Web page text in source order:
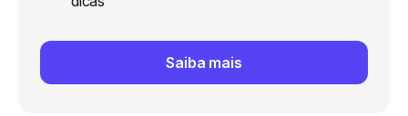
Saiba mais